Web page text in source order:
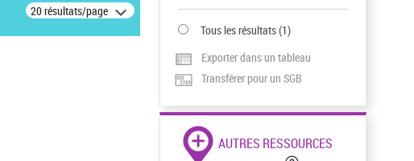
20 résultats/page
Tous les résultats(1)
Exporter dans un tableau
Transférer pour un SGB
AUTRES RESSOURCES